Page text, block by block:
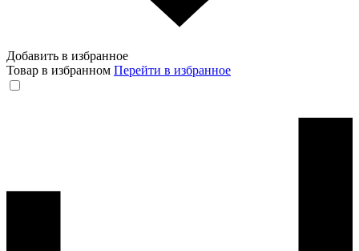
Добавить в избранное
Товар в избранном Перейти в избранное